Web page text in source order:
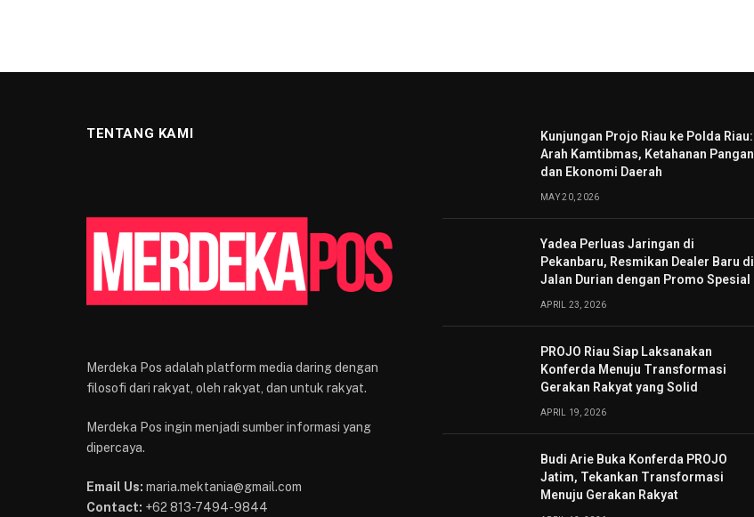
TENTANG KAMI
Merdeka Pos adalah platform media daring dengan
filosofi dari rakyat, oleh rakyat, dan untuk rakyat.
Merdeka Pos ingin menjadi sumber informasi yang
dipercaya.
Email Us: maria.mektania@gmail.com
Contact: +62 813-7494-9844
Kunjungan Projo Riau ke Polda Riau:
Arah Kamtibmas, Ketahanan Pangan
dan Ekonomi Daerah
MAY 20, 2026
Yadea Perluas Jaringan di
Pekanbaru, Resmikan Dealer Baru di
Jalan Durian dengan Promo Spesial
APRIL 23, 2026
PROJO Riau Siap Laksanakan
Konferda Menuju Transformasi
Gerakan Rakyat yang Solid
APRIL 19, 2026
Budi Arie Buka Konferda PROJO
Jatim, Tekankan Transformasi
Menuju Gerakan Rakyat